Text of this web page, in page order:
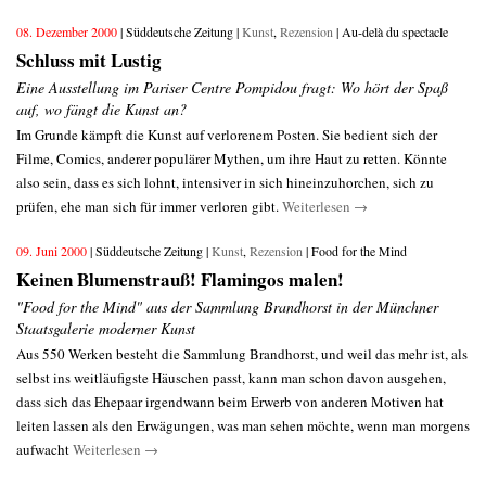
08. Dezember 2000| Süddeutsche Zeitung |Kunst, Rezension | Au-delà du spectacle
Schluss mit Lustig
Eine Ausstellung im Pariser Centre Pompidou fragt: Wo hört der Spaß
auf, wo fängt die Kunst an?
Im Grunde kämpft die Kunst auf verlorenem Posten. Sie bedient sich der
Filme, Comics, anderer populärer Mythen, um ihre Haut zu retten. Könnte
also sein, dass es sich lohnt, intensiver in sich hineinzuhorchen, sich zu
prüfen, ehe man sich für immer verloren gibt.Weiterlesen →
09. Juni 2000| Süddeutsche Zeitung |Kunst, Rezension | Food for the Mind
Keinen Blumenstrauß! Flamingos malen!
"Food for the Mind" aus der Sammlung Brandhorst in der Münchner
Staatsgalerie moderner Kunst
Aus 550 Werken besteht die Sammlung Brandhorst, und weil das mehr ist, als
selbst ins weitläufigste Häuschen passt, kann man schon davon ausgehen,
dass sich das Ehepaar irgendwann beim Erwerb von anderen Motiven hat
leiten lassen als den Erwägungen, was man sehen möchte, wenn man morgens
aufwachtWeiterlesen →